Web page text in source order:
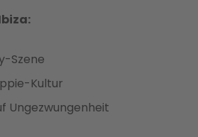
Szene
Kultur
Ungezwungenheit